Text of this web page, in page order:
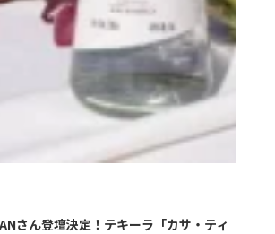
さん登壇決定！テキーラ「カサ・ティ